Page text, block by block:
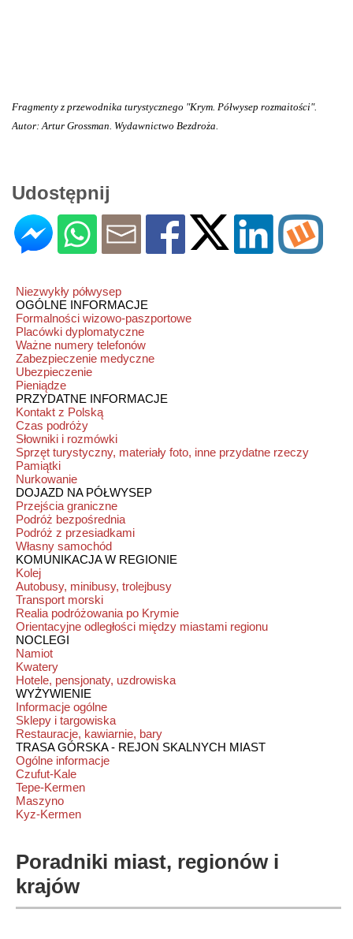
Fragmenty z przewodnika turystycznego "Krym. Półwysep rozmaitości".
Autor: Artur Grossman. Wydawnictwo Bezdroża.
Udostępnij
Niezwykły półwysep
OGÓLNE INFORMACJE
Formalności wizowo-paszportowe
Placówki dyplomatyczne
Ważne numery telefonów
Zabezpieczenie medyczne
Ubezpieczenie
Pieniądze
PRZYDATNE INFORMACJE
Kontakt z Polską
Czas podróży
Słowniki i rozmówki
Sprzęt turystyczny, materiały foto, inne przydatne rzeczy
Pamiątki
Nurkowanie
DOJAZD NA PÓŁWYSEP
Przejścia graniczne
Podróż bezpośrednia
Podróż z przesiadkami
Własny samochód
KOMUNIKACJA W REGIONIE
Kolej
Autobusy, minibusy, trolejbusy
Transport morski
Realia podróżowania po Krymie
Orientacyjne odległości między miastami regionu
NOCLEGI
Namiot
Kwatery
Hotele, pensjonaty, uzdrowiska
WYŻYWIENIE
Informacje ogólne
Sklepy i targowiska
Restauracje, kawiarnie, bary
TRASA GÓRSKA - REJON SKALNYCH MIAST
Ogólne informacje
Czufut-Kale
Tepe-Kermen
Maszyno
Kyz-Kermen
Poradniki miast, regionów i
krajów